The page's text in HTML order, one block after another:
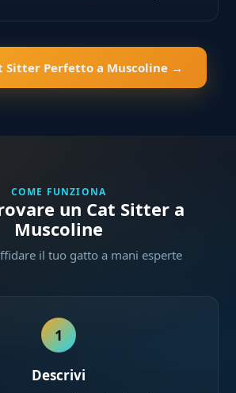
Sitter Perfetto a Muscoline →
COME FUNZIONA
un Cat Sitter a
Muscoline
il tuo gatto a mani esperte
1
Descrivi